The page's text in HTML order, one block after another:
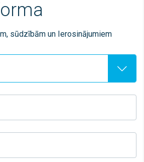
sūdzībām un Ierosinājumiem